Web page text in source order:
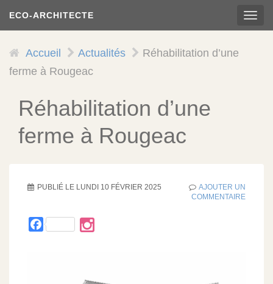
main
ECO-ARCHITECTE
Accueil Actualités
Réhabilitation d’une
ferme à Rougeac
Réhabilitation d’une
ferme à Rougeac
PUBLIÉ LE LUNDI 10 FÉVRIER 2025
AJOUTER UN
COMMENTAIRE
Facebook